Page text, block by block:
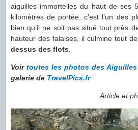
aiguilles immortelles du haut de ses
kilomètres de portée, c’est l’un des
bien qu’il ne soit pas situé tout près
hauteur des falaises, il culmine tout
dessus des flots
Voir toutes les photos des
galerie de TravelPics.fr
Article et